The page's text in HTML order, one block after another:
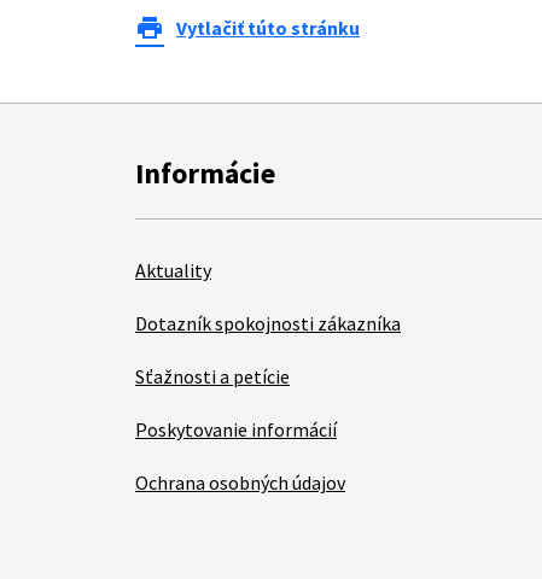
print Vytlačiť túto stránku
Informácie
Aktuality
Dotazník spokojnosti zákazníka
Sťažnosti a petície
Poskytovanie informácií
Ochrana osobných údajov